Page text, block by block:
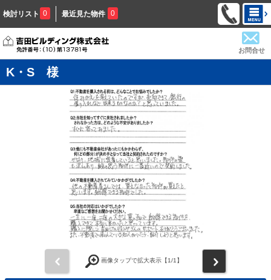
検討リスト 0 最近見た物件 0
お問合せ
K・S 様
画像タップで拡大表示【1/1】